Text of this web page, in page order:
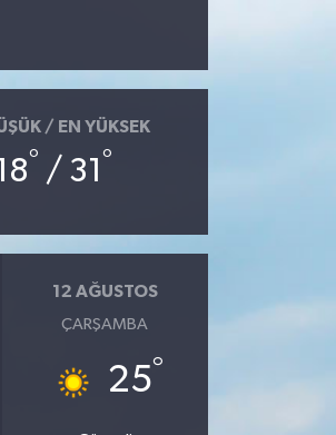
/ EN YÜKSEK
° / 31 °
12 AĞUSTOS
ÇARŞAMBA
25°